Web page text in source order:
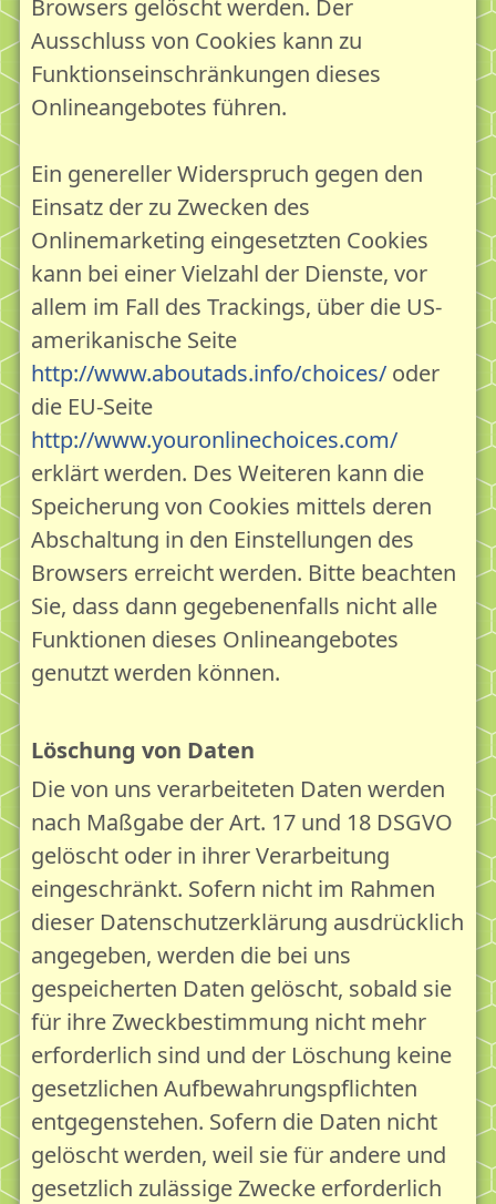
Browsers gelöscht werden. Der
Ausschluss von Cookies kann zu
Funktionseinschränkungen dieses
Onlineangebotes führen.
Ein genereller Widerspruch gegen den
Einsatz der zu Zwecken des
Onlinemarketing eingesetzten Cookies
kann bei einer Vielzahl der Dienste, vor
allem im Fall des Trackings, über die US-
amerikanische Seite
http://www.aboutads.info/choices/ oder
die EU-Seite
http://www.youronlinechoices.com/
erklärt werden. Des Weiteren kann die
Speicherung von Cookies mittels deren
Abschaltung in den Einstellungen des
Browsers erreicht werden. Bitte beachten
Sie, dass dann gegebenenfalls nicht alle
Funktionen dieses Onlineangebotes
genutzt werden können.
Löschung von Daten
Die von uns verarbeiteten Daten werden
nach Maßgabe der Art. 17 und 18 DSGVO
gelöscht oder in ihrer Verarbeitung
eingeschränkt. Sofern nicht im Rahmen
dieser Datenschutzerklärung ausdrücklich
angegeben, werden die bei uns
gespeicherten Daten gelöscht, sobald sie
für ihre Zweckbestimmung nicht mehr
erforderlich sind und der Löschung keine
gesetzlichen Aufbewahrungspflichten
entgegenstehen. Sofern die Daten nicht
gelöscht werden, weil sie für andere und
gesetzlich zulässige Zwecke erforderlich